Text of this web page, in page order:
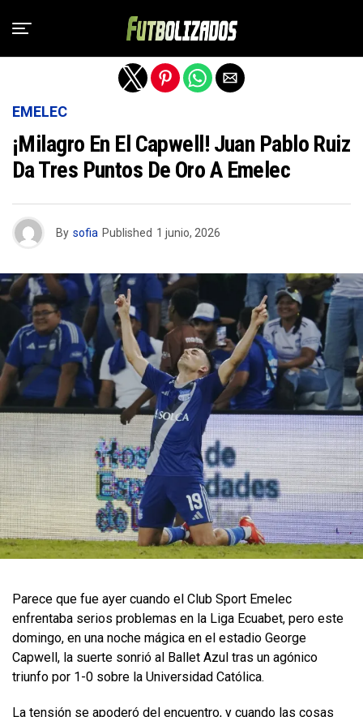
EMELEC
¡Milagro En El Capwell! Juan Pablo Ruiz
Da Tres Puntos De Oro A Emelec
By sofia Published 1 junio, 2026
Parece que fue ayer cuando el Club Sport Emelec
enfrentaba serios problemas en la Liga Ecuabet, pero este
domingo, en una noche mágica en el estadio George
Capwell, la suerte sonrió al Ballet Azul tras un agónico
triunfo por 1-0 sobre la Universidad Católica.
La tensión se apoderó del encuentro, y cuando las cosas
Salir de la versión móvil